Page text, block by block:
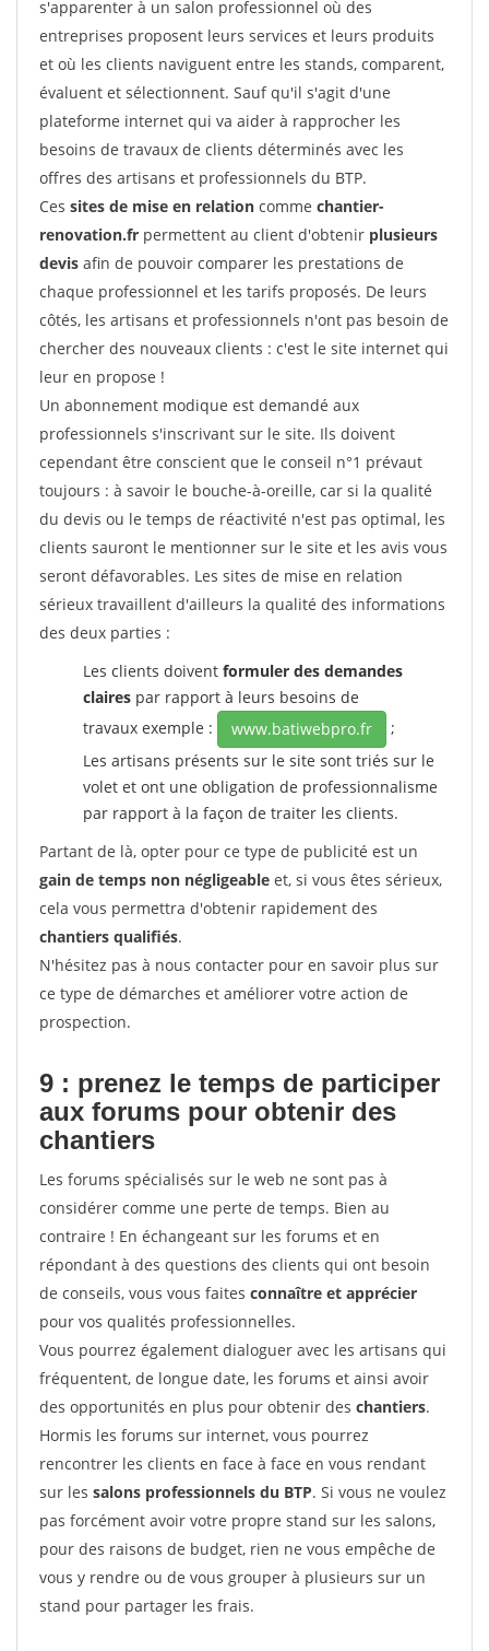
s'apparenter à un salon professionnel où des
entreprises proposent leurs services et leurs produits
et où les clients naviguent entre les stands, comparent,
évaluent et sélectionnent. Sauf qu'il s'agit d'une
plateforme internet qui va aider à rapprocher les
besoins de travaux de clients déterminés avec les
offres des artisans et professionnels du BTP.
Ces sites de mise en relation comme chantier-
renovation.fr permettent au client d'obtenir plusieurs
devis afin de pouvoir comparer les prestations de
chaque professionnel et les tarifs proposés. De leurs
côtés, les artisans et professionnels n'ont pas besoin de
chercher des nouveaux clients : c'est le site internet qui
leur en propose !
Un abonnement modique est demandé aux
professionnels s'inscrivant sur le site. Ils doivent
cependant être conscient que le conseil n°1 prévaut
toujours : à savoir le bouche-à-oreille, car si la qualité
du devis ou le temps de réactivité n'est pas optimal, les
clients sauront le mentionner sur le site et les avis vous
seront défavorables. Les sites de mise en relation
sérieux travaillent d'ailleurs la qualité des informations
des deux parties :
Les clients doivent formuler des demandes
claires par rapport à leurs besoins de
travaux exemple :
www.batiwebpro.fr
;
Les artisans présents sur le site sont triés sur le
volet et ont une obligation de professionnalisme
par rapport à la façon de traiter les clients.
Partant de là, opter pour ce type de publicité est un
gain de temps non négligeable et, si vous êtes sérieux,
cela vous permettra d'obtenir rapidement des
chantiers qualifiés.
N'hésitez pas à nous contacter pour en savoir plus sur
ce type de démarches et améliorer votre action de
prospection.
9 : prenez le temps de participer
aux forums pour obtenir des
chantiers
Les forums spécialisés sur le web ne sont pas à
considérer comme une perte de temps. Bien au
contraire ! En échangeant sur les forums et en
répondant à des questions des clients qui ont besoin
de conseils, vous vous faites connaître et apprécier
pour vos qualités professionnelles.
Vous pourrez également dialoguer avec les artisans qui
fréquentent, de longue date, les forums et ainsi avoir
des opportunités en plus pour obtenir des chantiers.
Hormis les forums sur internet, vous pourrez
rencontrer les clients en face à face en vous rendant
sur les salons professionnels du BTP. Si vous ne voulez
pas forcément avoir votre propre stand sur les salons,
pour des raisons de budget, rien ne vous empêche de
vous y rendre ou de vous grouper à plusieurs sur un
stand pour partager les frais.